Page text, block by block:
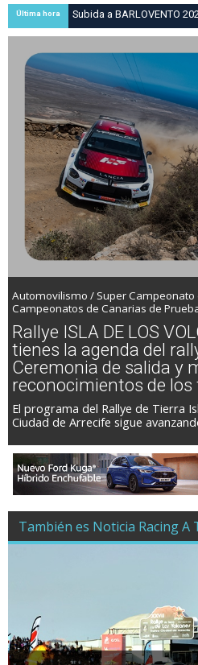
Última hora
Subida a BARLOVENTO
Brito y Carlos A. Pérez
a Barlovento
Automovilismo / Super Campeonato
Campeonatos de Canarias de
Rallye ISLA DE LOS
tienes la agenda del
Ceremonia de salida y
reconocimientos de
El programa del Rallye de Tierra
Ciudad de Arrecife sigue
También es Noticia Racing A